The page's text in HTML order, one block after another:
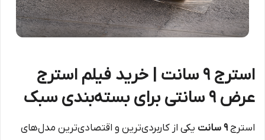
استرج ۹ سانت | خرید فیلم استرج
عرض ۹ سانتی برای بسته‌بندی سبک
استرج۹ سانت
یکی از کاربردی‌ترین و اقتصادی‌ترین مدل‌های